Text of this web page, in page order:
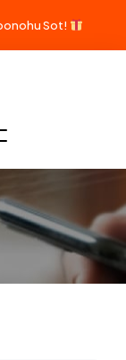
Sot!